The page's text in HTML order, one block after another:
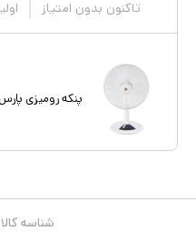
تاکنون بدون امتیاز
پنکه رومیزی پارس
شناسه